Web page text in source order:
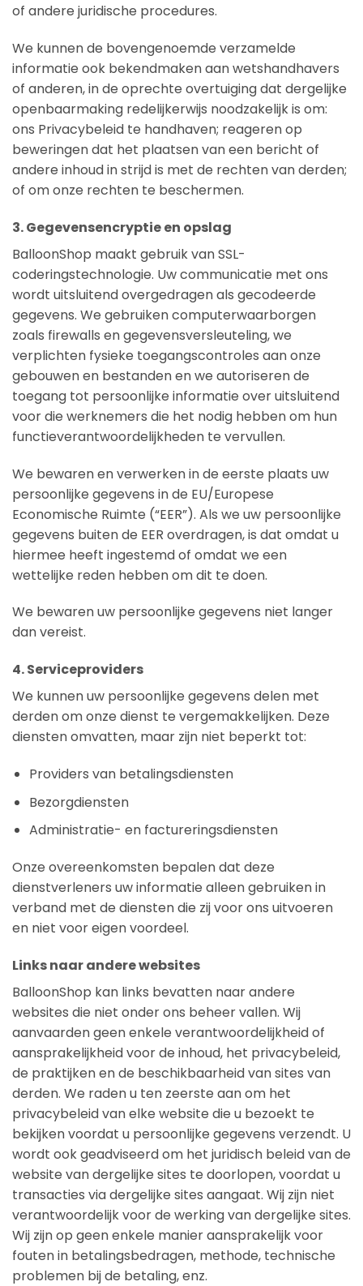
of andere juridische procedures.
We kunnen de bovengenoemde verzamelde
informatie ook bekendmaken aan wetshandhavers
of anderen, in de oprechte overtuiging dat dergelijke
openbaarmaking redelijkerwijs noodzakelijk is om:
ons Privacybeleid te handhaven; reageren op
beweringen dat het plaatsen van een bericht of
andere inhoud in strijd is met de rechten van derden;
of om onze rechten te beschermen.
3. Gegevensencryptie en opslag
BalloonShop maakt gebruik van SSL-
coderingstechnologie. Uw communicatie met ons
wordt uitsluitend overgedragen als gecodeerde
gegevens. We gebruiken computerwaarborgen
zoals firewalls en gegevensversleuteling, we
verplichten fysieke toegangscontroles aan onze
gebouwen en bestanden en we autoriseren de
toegang tot persoonlijke informatie over uitsluitend
voor die werknemers die het nodig hebben om hun
functieverantwoordelijkheden te vervullen.
We bewaren en verwerken in de eerste plaats uw
persoonlijke gegevens in de EU/Europese
Economische Ruimte (“EER”). Als we uw persoonlijke
gegevens buiten de EER overdragen, is dat omdat u
hiermee heeft ingestemd of omdat we een
wettelijke reden hebben om dit te doen.
We bewaren uw persoonlijke gegevens niet langer
dan vereist.
4. Serviceproviders
We kunnen uw persoonlijke gegevens delen met
derden om onze dienst te vergemakkelijken. Deze
diensten omvatten, maar zijn niet beperkt tot:
Providers van betalingsdiensten
Bezorgdiensten
Administratie- en factureringsdiensten
Onze overeenkomsten bepalen dat deze
dienstverleners uw informatie alleen gebruiken in
verband met de diensten die zij voor ons uitvoeren
en niet voor eigen voordeel.
Links naar andere websites
BalloonShop kan links bevatten naar andere
websites die niet onder ons beheer vallen. Wij
aanvaarden geen enkele verantwoordelijkheid of
aansprakelijkheid voor de inhoud, het privacybeleid,
de praktijken en de beschikbaarheid van sites van
derden. We raden u ten zeerste aan om het
privacybeleid van elke website die u bezoekt te
bekijken voordat u persoonlijke gegevens verzendt. U
wordt ook geadviseerd om het juridisch beleid van de
website van dergelijke sites te doorlopen, voordat u
transacties via dergelijke sites aangaat. Wij zijn niet
verantwoordelijk voor de werking van dergelijke sites.
Wij zijn op geen enkele manier aansprakelijk voor
fouten in betalingsbedragen, methode, technische
problemen bij de betaling, enz.